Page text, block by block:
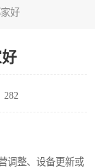
好
282
调整、设备更新或